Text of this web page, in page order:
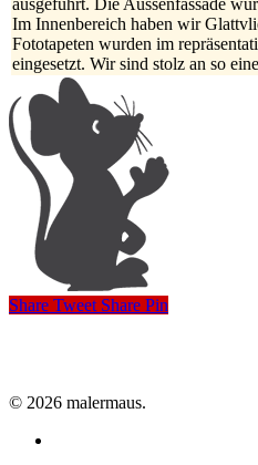
Im Innenbereich haben wir
Fototapeten wurden im
eingesetzt. Wir sind stolz an so
Share Tweet Share Pin
© 2026 malermaus.